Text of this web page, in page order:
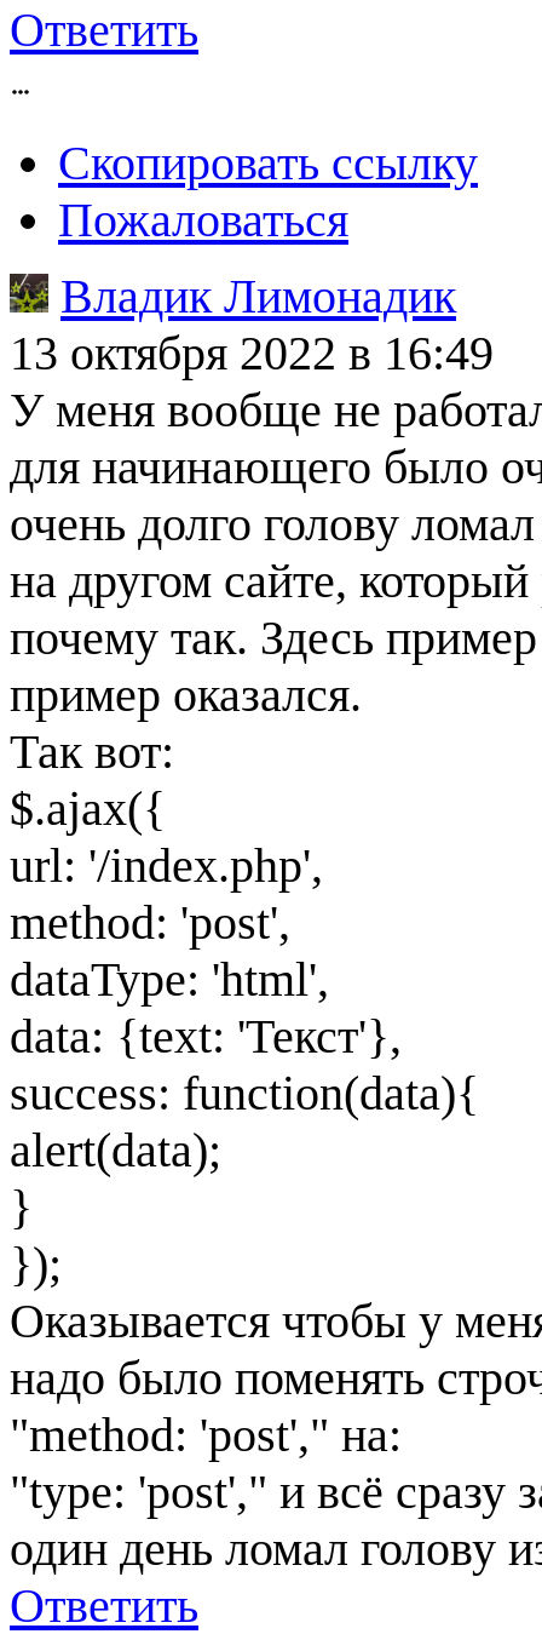
Ответить
Скопировать ссылку
Пожаловаться
Владик Лимонадик
13 октября 2022 в 16:49
У меня вообще не
для начинающего было
очень долго голову
на другом сайте,
почему так. Здесь
пример оказался.
Так вот:
$.ajax({
url: '/index.php',
method: 'post',
dataType: 'html',
data: {text: 'Текст'},
success: function(data){
alert(data);
}
});
Оказывается чтобы у
надо было поменять
"method: 'post'," на:
"type: 'post'," и всё сразу
один день ломал голову
Ответить